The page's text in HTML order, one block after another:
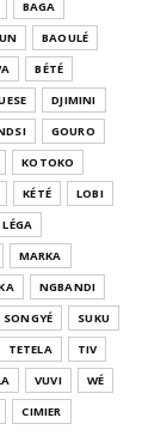
BAGA
BAOULÉ
BÉTÉ
DJIMINI
GOURO
KOTOKO
KÉTÉ
LOBI
LÉGA
MARKA
NGBANDI
SONGYÉ
SUKU
TETELA
TIV
VUVI
WÉ
CIMIER